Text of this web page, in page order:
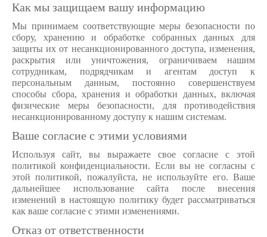
Как мы защищаем вашу информацию
Мы принимаем соответствующие меры безопасности по
сбору, хранению и обработке собранных данных для
защиты их от несанкционированного доступа, изменения,
раскрытия или уничтожения, ограничиваем нашим
сотрудникам, подрядчикам и агентам доступ к
персональным данным, постоянно совершенствуем
способы сбора, хранения и обработки данных, включая
физические меры безопасности, для противодействия
несанкционированному доступу к нашим системам.
Ваше согласие с этими условиями
Используя сайт, вы выражаете свое согласие с этой
политикой конфиденциальности. Если вы не согласны с
этой политикой, пожалуйста, не используйте его. Ваше
дальнейшее использование сайта после внесения
изменений в настоящую политику будет рассматриваться
как ваше согласие с этими изменениями.
Отказ от ответственности